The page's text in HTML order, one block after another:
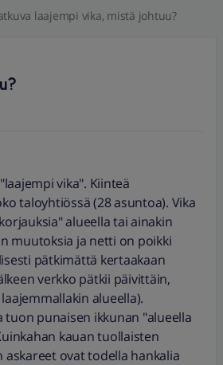
laajempi vika, mistä johtuu?
vika". Kiinteä
taloyhtiössä (28 asuntoa). Vika
alueella tai ainakin
muutoksia ja netti on poikki
pätkimättä kertaakaan
verkko pätkii päivittäin,
alueella).
punaisen ikkunan "alueella
kauan tuollaisten
ovat todella hankalia